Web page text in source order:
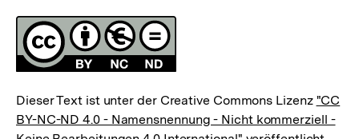
Fussnoten
Lizenz
Dieser Text ist unter der Creative Commons Lizenz "CC
BY-NC-ND 4.0 - Namensnennung - Nicht kommerziell -